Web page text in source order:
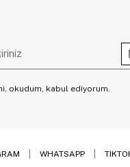
okudum, kabul ediyorum.
WHATSAPP